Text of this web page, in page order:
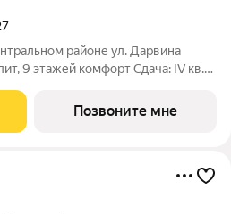
им. Глинки. Преимущества:
Позвоните мне